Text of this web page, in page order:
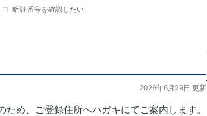
暗証番号を確認したい
2026年6月29日 更新
め、ご登録住所へハガキにてご案内します。